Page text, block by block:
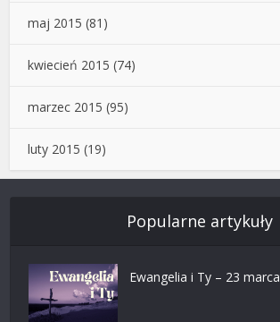
maj 2015 (81)
kwiecień 2015 (74)
marzec 2015 (95)
luty 2015 (19)
Popularne artykuły
Ewangelia i Ty – 23 marca